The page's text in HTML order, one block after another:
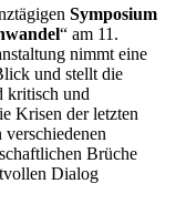
Symposium
“ am 11.
nimmt eine
und stellt die
kritisch und
Krisen der letzten
Brüche
Dialog